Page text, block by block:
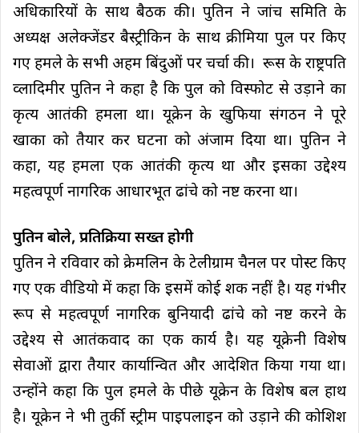
अधिकारियों के साथ बैठक की। पुतिन ने जांच समिति के
अध्यक्ष अलेक्जेंडर बैस्ट्रीकिन के साथ क्रीमिया पुल पर किए
गए हमले के सभी अहम बिंदुओं पर चर्चा की। रूस के राष्ट्रपति
व्लादिमीर पुतिन ने कहा है कि पुल को विस्फोट से उड़ाने का
कृत्य आतंकी हमला था। यूक्रेन के खुफिया संगठन ने पूरे
खाका को तैयार कर घटना को अंजाम दिया था। पुतिन ने
कहा, यह हमला एक आतंकी कृत्य था और इसका उद्देश्य
महत्वपूर्ण नागरिक आधारभूत ढांचे को नष्ट करना था।
पुतिन बोले, प्रतिक्रिया सख्त होगी
पुतिन ने रविवार को क्रेमलिन के टेलीग्राम चैनल पर पोस्ट किए
गए एक वीडियो में कहा कि इसमें कोई शक नहीं है। यह गंभीर
रूप से महत्वपूर्ण नागरिक बुनियादी ढांचे को नष्ट करने के
उद्देश्य से आतंकवाद का एक कार्य है। यह यूक्रेनी विशेष
सेवाओं द्वारा तैयार कार्यान्वित और आदेशित किया गया था।
उन्होंने कहा कि पुल हमले के पीछे यूक्रेन के विशेष बल हाथ
है। यूक्रेन ने भी तुर्की स्ट्रीम पाइपलाइन को उड़ाने की कोशिश